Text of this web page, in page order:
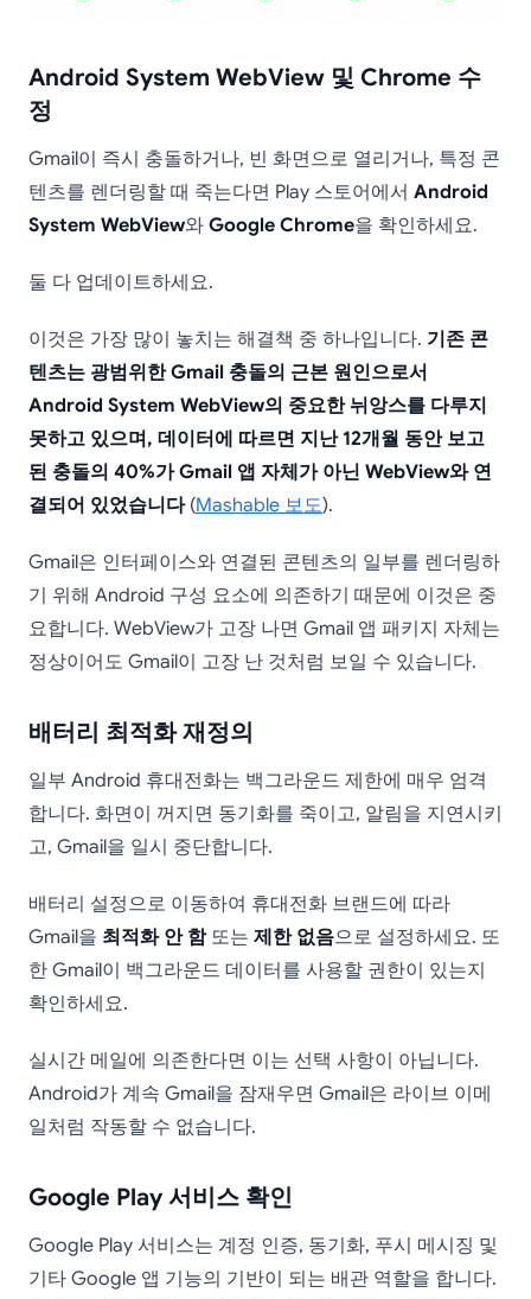
Android System WebView 및 Chrome 수
정
Gmail이 즉시 충돌하거나, 빈 화면으로 열리거나, 특정 콘
텐츠를 렌더링할 때 죽는다면 Play 스토어에서 Android
System WebView와 Google Chrome을 확인하세요.
둘 다 업데이트하세요.
이것은 가장 많이 놓치는 해결책 중 하나입니다. 기존 콘
텐츠는 광범위한 Gmail 충돌의 근본 원인으로서
Android System WebView의 중요한 뉘앙스를 다루지
못하고 있으며, 데이터에 따르면 지난 12개월 동안 보고
된 충돌의 40%가 Gmail 앱 자체가 아닌 WebView와 연
결되어 있었습니다(Mashable 보도).
Gmail은 인터페이스와 연결된 콘텐츠의 일부를 렌더링하
기 위해 Android 구성 요소에 의존하기 때문에 이것은 중
요합니다. WebView가 고장 나면 Gmail 앱 패키지 자체는
정상이어도 Gmail이 고장 난 것처럼 보일 수 있습니다.
배터리 최적화 재정의
일부 Android 휴대전화는 백그라운드 제한에 매우 엄격
합니다. 화면이 꺼지면 동기화를 죽이고, 알림을 지연시키
고, Gmail을 일시 중단합니다.
배터리 설정으로 이동하여 휴대전화 브랜드에 따라
Gmail을 최적화 안 함또는 제한 없음으로 설정하세요. 또
한 Gmail이 백그라운드 데이터를 사용할 권한이 있는지
확인하세요.
실시간 메일에 의존한다면 이는 선택 사항이 아닙니다.
Android가 계속 Gmail을 잠재우면 Gmail은 라이브 이메
일처럼 작동할 수 없습니다.
Google Play 서비스 확인
Google Play 서비스는 계정 인증, 동기화, 푸시 메시징 및
기타 Google 앱 기능의 기반이 되는 배관 역할을 합니다.